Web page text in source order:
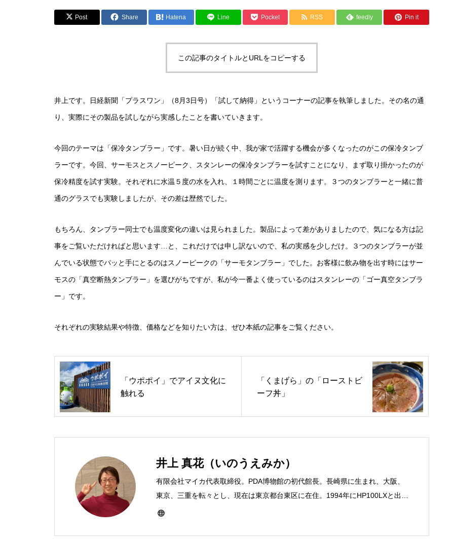
Post Share Hatena Line Pocket RSS feedly Pin it
この記事のタイトルとURLをコピーする
井上です。日経新聞「プラスワン」（8月3日号）「試して納得」というコーナーの記事を執筆しました。その名の通
り、実際にその製品を試しながら実感したことを書いていきます。
今回のテーマは「保冷タンブラー」です。暑い日が続く中、我が家で活躍する機会が多くなったのがこの保冷タンブ
ラーです。今回、サーモスとスノーピーク、スタンレーの保冷タンブラーを試すことになり、まず取り掛かったのが
保冷精度を試す実験。それぞれに水温５度の水を入れ、１時間ごとに温度を測ります。３つのタンブラーと一緒に普
通のグラスでも実験しましたが、その差は歴然でした。
もちろん、タンブラー同士でも温度変化の違いは見られました。製品によって差がありましたので、気になる方は記
事をご覧いただければと思います…と、これだけでは申し訳ないので、私の実感を少しだけ。３つのタンブラーが並
んでいる状態でパッと手にとるのはスノーピークの「サーモタンブラー」でした。お客様に飲み物を出す時にはサー
モスの「真空断熱タンブラー」を選びがちですが、私が今一番よく使っているのはスタンレーの「ゴー真空タンブラ
ー」です。
それぞれの実験結果や特徴、価格などを知りたい方は、ぜひ本紙の記事をご覧ください。
「ウポポイ」でアイヌ文化に
触れる
「くまげら」の「ローストビ
ーフ丼」
井上 真花（いのうえみか）
有限会社マイカ代表取締役。PDA博物館の初代館長。長崎県に生まれ、大阪、
東京、三重を転々とし、現在は東京都台東区に在住。1994年にHP100LXと出会
ったのをきかっけに、フリーライターとして雑誌、書籍などで執筆するように